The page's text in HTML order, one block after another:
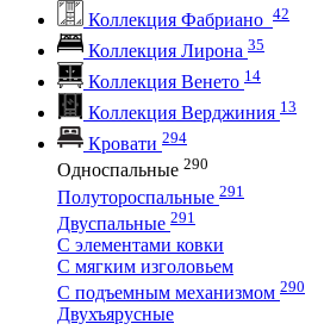
Коллекция Фабриано 42
Коллекция Лирона 35
Коллекция Венето 14
Коллекция Верджиния 13
Кровати 294
Односпальные 290
Полутороспальные 291
Двуспальные 291
С элементами ковки
С мягким изголовьем
С подъемным механизмом 290
Двухъярусные